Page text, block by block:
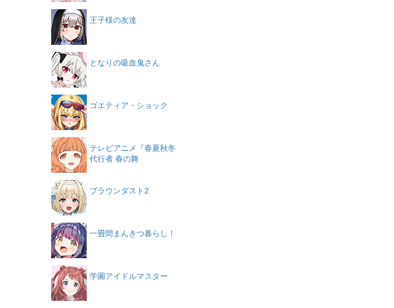
王子様の友達
となりの吸血鬼さん
ゴエティア・ショック
テレビアニメ『春夏秋冬
代行者 春の舞
ブラウンダスト2
一畳間まんきつ暮らし！
学園アイドルマスター